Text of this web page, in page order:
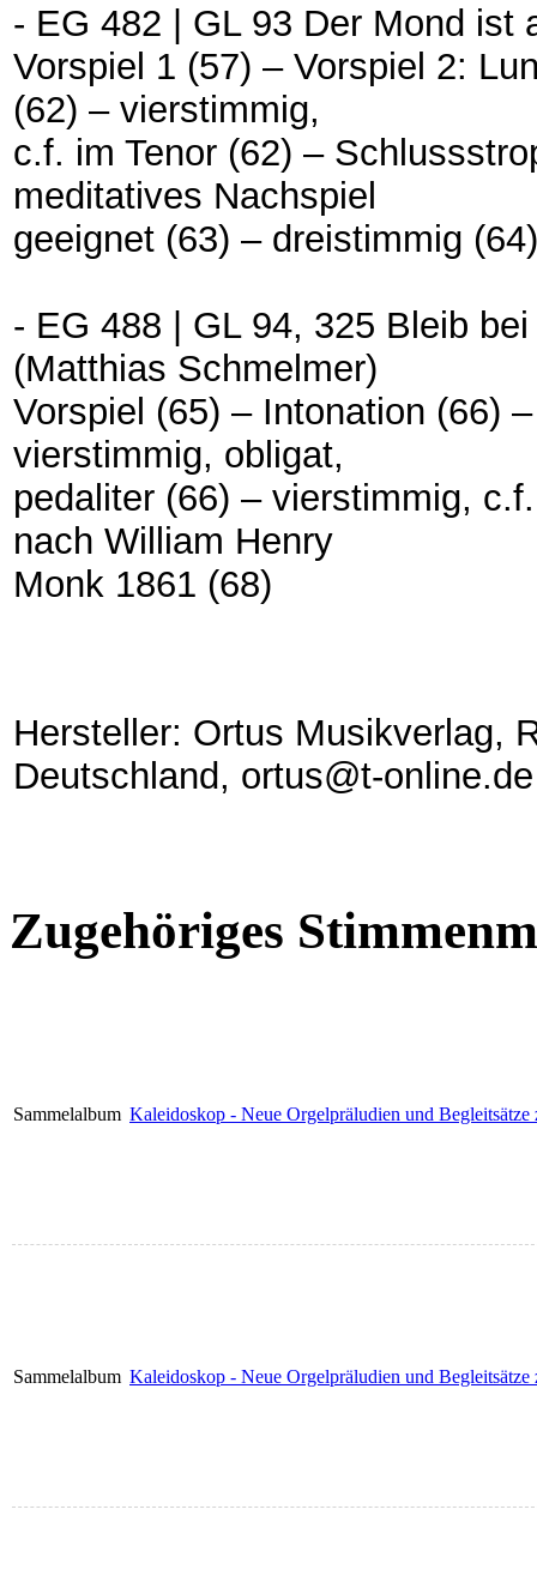
- EG 482 | GL 93 Der Mond ist
Vorspiel 1 (57) – Vorspiel 2:
(62) – vierstimmig,
c.f. im Tenor (62) –
meditatives Nachspiel
geeignet (63) – dreistimmig
- EG 488 | GL 94, 325 Bleib
(Matthias Schmelmer)
Vorspiel (65) – Intonation (66)
vierstimmig, obligat,
pedaliter (66) – vierstimmig,
nach William Henry
Monk 1861 (68)
Hersteller: Ortus Musikverlag,
Deutschland, ortus@t-online.de
Zugehöriges
Sammelalbum Kaleidoskop - Neue Orgelpräludien und
Sammelalbum Kaleidoskop - Neue Orgelpräludien und